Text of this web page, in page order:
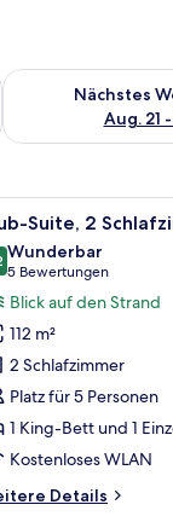
Aug.
Nächstes
Aug. 21
Überprüfe die
Berge.
Meerblick und
11 Suite, 2
von 10
Wunderbar
5 Bewertungen
(5
Bewertungen)
Blick auf den Strand
112 m²
2 Schlafzimmer
Platz für 5 Personen
1 King-Bett und 1
Kostenloses WLAN
Details